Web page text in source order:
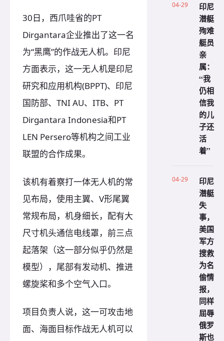
30日，西爪哇省的PT
Dirgantara企业推出了这一名
为“黑鹰”的作战无人机。印尼
方面表示，这一无人机是印尼
研究和应用机构(BPPT)、印尼
国防部、TNI AU、ITB、PT
Dirgantara Indonesia和PT
LEN Persero等机构之间工业
联盟的合作成果。
该机有着察打一体无人机的常
见布局，使用主翼、V形尾翼
常规布局，机身细长，配有大
尺寸机头通信电线罩，前三点
起落架（这一部分似乎仍然是
模型），尾部有发动机、推进
螺旋桨和多个空气入口。
项目负责人说，这一可攻击地
面、海面目标作战无人机可以
04-29
印尼
潜艇
殉难
艇员
亲
属：
“我
仍相
信我
的儿
子还
活
着”
04-29
印尼
潜艇
失
事，
美国
军方
搜救
为名
偷情
报，
同样
屈辱
俄罗
斯也